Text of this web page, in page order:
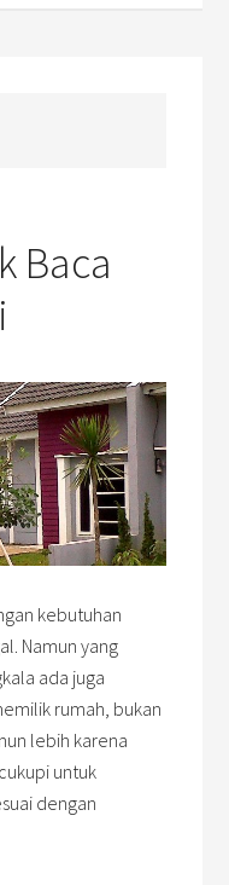
Baca
kebutuhan
Namun yang
ada juga
rumah, bukan
lebih karena
untuk
dengan